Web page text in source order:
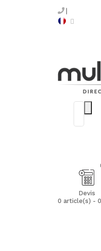
Devis
0 article(s) -